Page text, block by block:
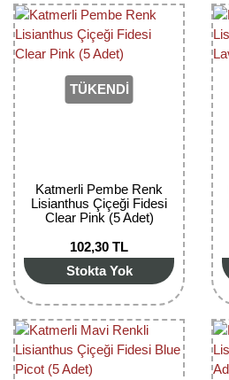
TÜKENDİ
Katmerli Pembe Renk
Lisianthus Çiçeği Fidesi
Clear Pink (5 Adet)
102,30 TL
Stokta Yok
Girebolu Fidanı
Goji Berry Fidanı
Hünnap Fidanı
Kayısı Fidanı
Keçiboynuzu Fidanı
Kestane Fidanı
Kiraz Fidanı
Kivi Fidanı